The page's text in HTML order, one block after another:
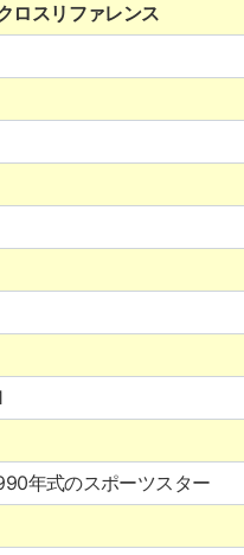
ロスリファレンス
年式のスポーツスター